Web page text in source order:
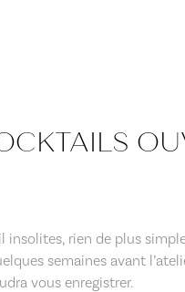
insolites, rien de plus
semaines avant
vous enregistrer.